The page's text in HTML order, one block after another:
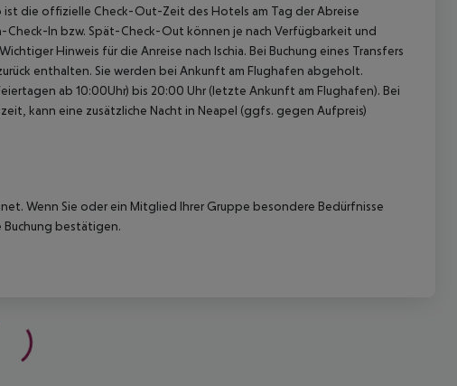
die offizielle Check-Out-Zeit des Hotels am Tag der Abreise
Check-In bzw. Spät-Check-Out können je nach Verfügbarkeit und
Hinweis für die Anreise nach Ischia. Bei Buchung eines Transfers
enthalten. Sie werden bei Ankunft am Flughafen abgeholt.
ab 10:00Uhr) bis 20:00 Uhr (letzte Ankunft am Flughafen). Bei
kann eine zusätzliche Nacht in Neapel (ggfs. gegen Aufpreis)
Wenn Sie oder ein Mitglied Ihrer Gruppe besondere Bedürfnisse
Buchung bestätigen.